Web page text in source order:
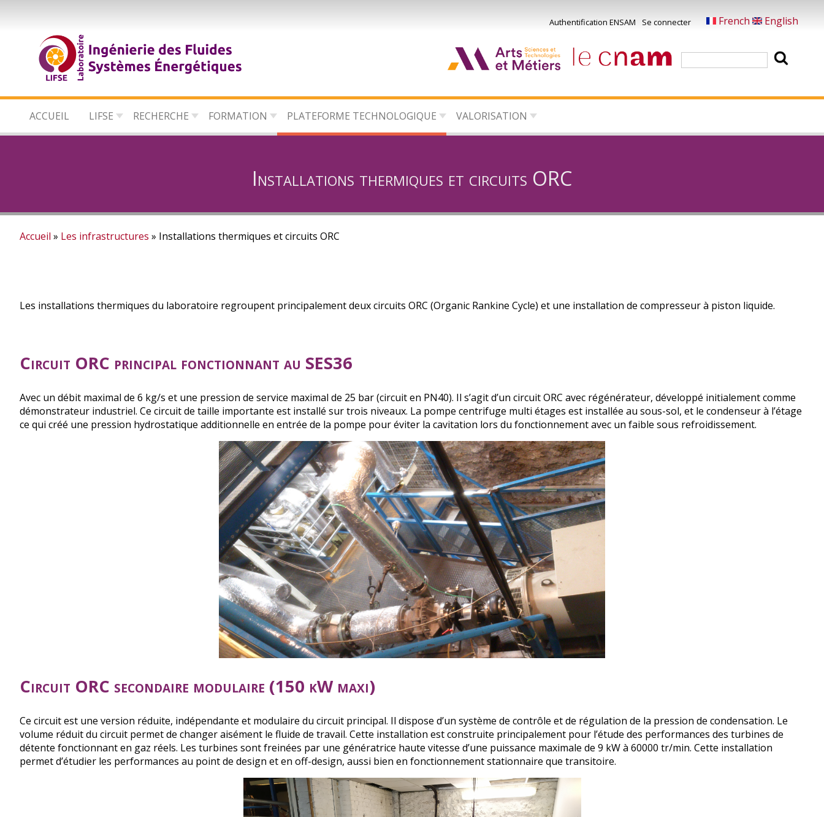
du
compte
Authentification ENSAM Se connecter French English
ACCUEIL LIFSE RECHERCHE FORMATION PLATEFORME TECHNOLOGIQUE VALORISATION
Installations thermiques et circuits ORC
Accueil Les infrastructures Installations thermiques et circuits ORC
Les installations thermiques du laboratoire regroupent principalement deux circuits ORC (Organic Rankine Cycle) et une installation de compresseur à piston liquide.
Circuit ORC principal fonctionnant au SES36
Avec un débit maximal de 6 kg/s et une pression de service maximal de 25 bar (circuit en PN40). Il s’agit d’un circuit ORC avec régénérateur, développé initialement comme
démonstrateur industriel. Ce circuit de taille importante est installé sur trois niveaux. La pompe centrifuge multi étages est installée au sous-sol, et le condenseur à l’étage
ce qui créé une pression hydrostatique additionnelle en entrée de la pompe pour éviter la cavitation lors du fonctionnement avec un faible sous refroidissement.
Circuit ORC secondaire modulaire (150 kW maxi)
Ce circuit est une version réduite, indépendante et modulaire du circuit principal. Il dispose d’un système de contrôle et de régulation de la pression de condensation. Le
volume réduit du circuit permet de changer aisément le fluide de travail. Cette installation est construite principalement pour l’étude des performances des turbines de
détente fonctionnant en gaz réels. Les turbines sont freinées par une génératrice haute vitesse d’une puissance maximale de 9 kW à 60000 tr/min. Cette installation
permet d’étudier les performances au point de design et en off-design, aussi bien en fonctionnement stationnaire que transitoire.